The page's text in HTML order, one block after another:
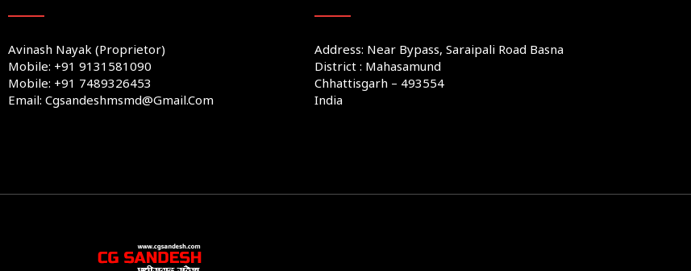
Avinash Nayak (Proprietor)
Mobile: +91 9131581090
Mobile: +91 7489326453
Email: Cgsandeshmsmd@gmail.com
Address: Near Bypass, Saraipali Road Basna
District : Mahasamund
Chhattisgarh – 493554
India